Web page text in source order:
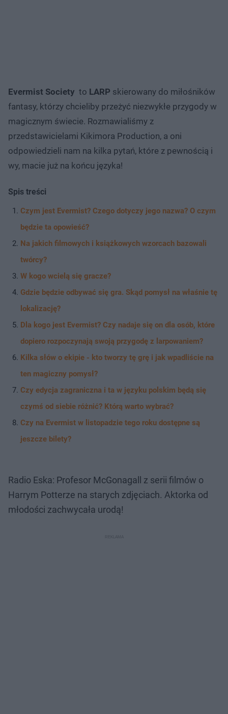
Evermist Society to LARP skierowany do miłośników
fantasy, którzy chcieliby przeżyć niezwykłe przygody w
magicznym świecie. Rozmawialiśmy z
przedstawicielami Kikimora Production, a oni
odpowiedzieli nam na kilka pytań, które z pewnością i
wy, macie już na końcu języka!
Spis treści
Czym jest Evermist? Czego dotyczy jego nazwa? O czym
będzie ta opowieść?
Na jakich filmowych i książkowych wzorcach bazowali
twórcy?
W kogo wcielą się gracze?
Gdzie będzie odbywać się gra. Skąd pomysł na właśnie tę
lokalizację?
Dla kogo jest Evermist? Czy nadaje się on dla osób, które
dopiero rozpoczynają swoją przygodę z larpowaniem?
Kilka słów o ekipie - kto tworzy tę grę i jak wpadliście na
ten magiczny pomysł?
Czy edycja zagraniczna i ta w języku polskim będą się
czymś od siebie różnić? Którą warto wybrać?
Czy na Evermist w listopadzie tego roku dostępne są
jeszcze bilety?
Radio Eska: Profesor McGonagall z serii filmów o
Harrym Potterze na starych zdjęciach. Aktorka od
młodości zachwycała urodą!